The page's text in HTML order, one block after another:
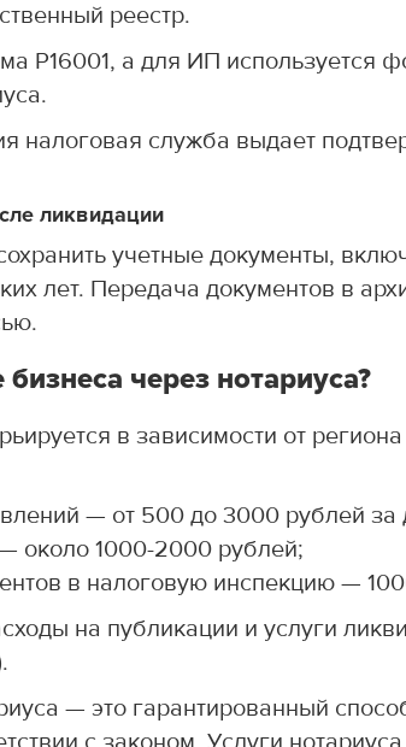
реестр.
Р16001, а для ИП используется
налоговая служба выдает
ликвидации
учетные документы,
лет. Передача документов в
через нотариуса?
в зависимости от
— от 500 до 3000 рублей за
около 1000-2000 рублей;
в налоговую инспекцию —
на публикации и услуги
— это гарантированный